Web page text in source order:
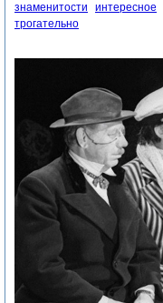
знаменитости интересное
трогательно